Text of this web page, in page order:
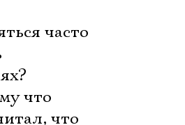
часто
что
что